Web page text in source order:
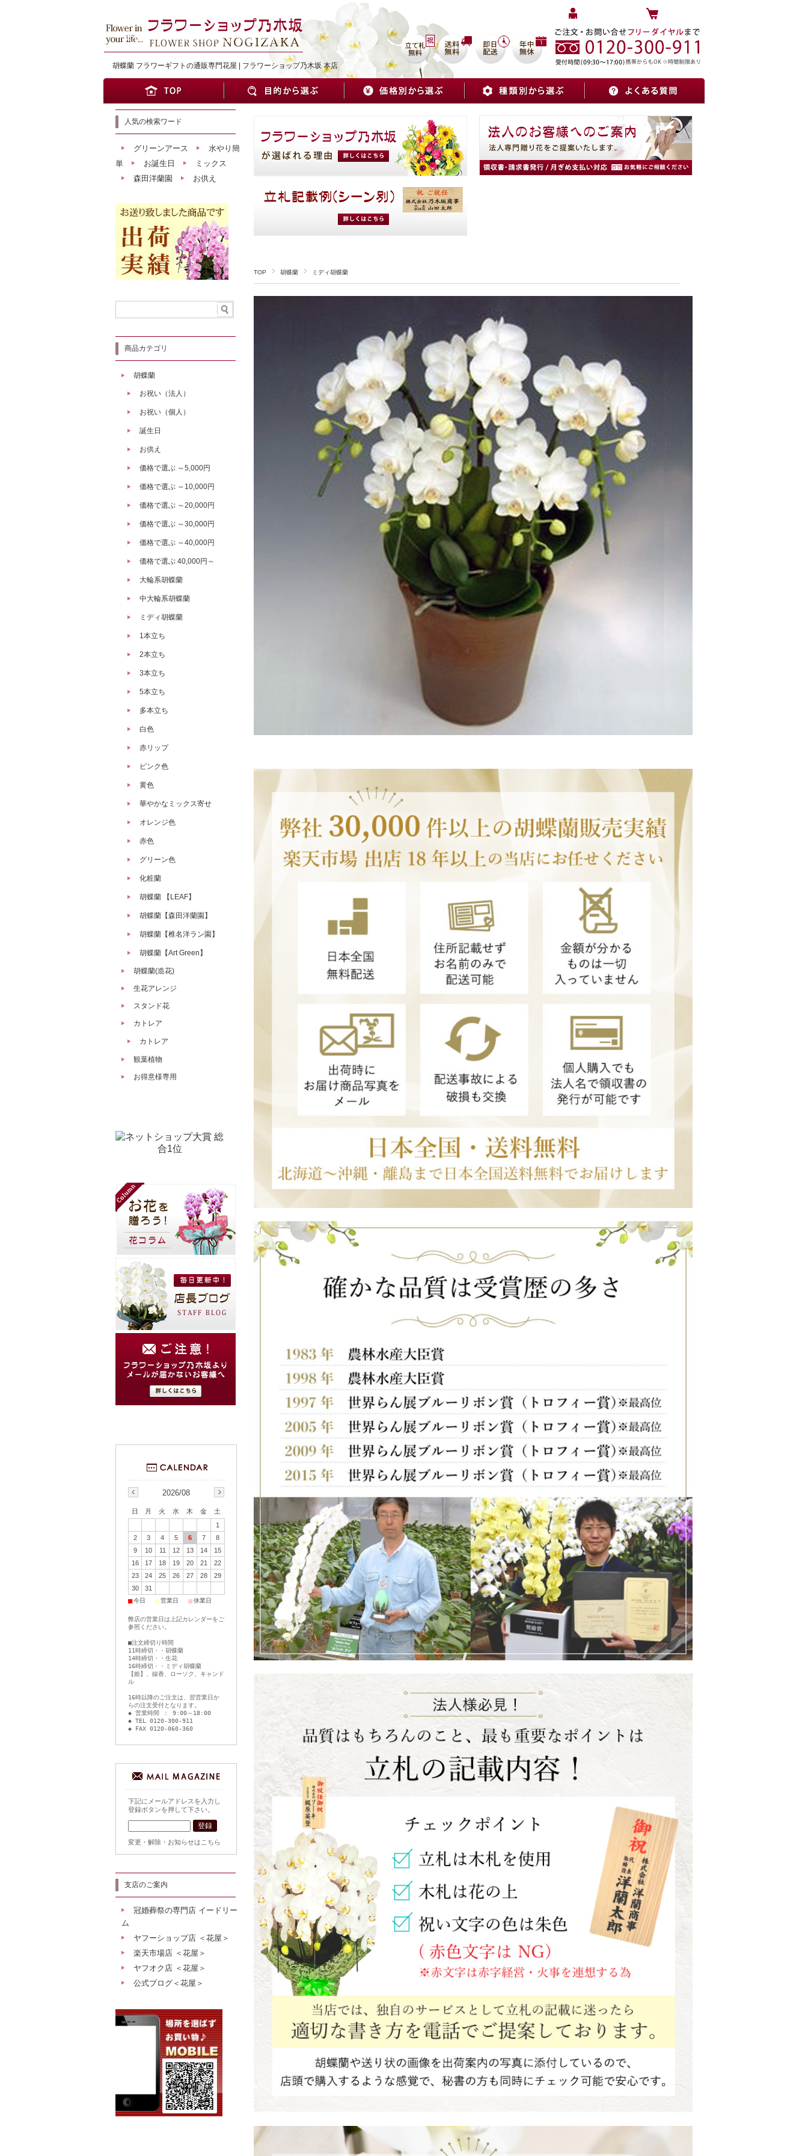
胡蝶蘭 フラワーギフトの通販専門花屋 | フラワーショップ乃木坂 本店
大切な方へワンランク上の贈り物を
TOP 胡蝶蘭 ミディ胡蝶蘭
人気の検索ワード
グリーンアース
水やり簡
単
お誕生日
ミックス
森田洋蘭園
お供え
商品カテゴリ
胡蝶蘭
お祝い（法人）
お祝い（個人）
誕生日
お供え
価格で選ぶ ～5,000円
価格で選ぶ ～10,000円
価格で選ぶ ～20,000円
価格で選ぶ ～30,000円
価格で選ぶ ～40,000円
価格で選ぶ 40,000円～
大輪系胡蝶蘭
中大輪系胡蝶蘭
ミディ胡蝶蘭
1本立ち
2本立ち
3本立ち
5本立ち
多本立ち
白色
赤リップ
ピンク色
黄色
華やかなミックス寄せ
オレンジ色
赤色
グリーン色
化粧蘭
胡蝶蘭 【LEAF】
胡蝶蘭【森田洋蘭園】
胡蝶蘭【椎名洋ラン園】
胡蝶蘭【Art Green】
胡蝶蘭(造花)
生花アレンジ
スタンド花
カトレア
カトレア
観葉植物
お得意様専用
2026/08
日 月 火 水 木 金
土
1
2
3 4 5 6 7
8
9
10 11 12 13 14
15
16
17 18 19 20 21
22
23
24 25 26 27 28
29
30
31
■今日 ■営業日 ■休業日
弊店の営業日は上記カレンダーをご
参照ください。
■注文締切り時間
11時締切・・胡蝶蘭
14時締切・・生花
16時締切・・ミディ胡蝶蘭
【姫】、線香、ローソク、キャンド
ル
16時以降のご注文は、翌営業日か
らの注文受付となります。
◆ 営業時間 ： 9:00～18:00
◆ TEL 0120-300-911
◆ FAX 0120-060-360
下記にメールアドレスを入力し
登録ボタンを押して下さい。
変更・解除・お知らせはこちら
支店のご案内
冠婚葬祭の専門店 イードリー
ム
ヤフーショップ店 ＜花屋＞
楽天市場店 ＜花屋＞
ヤフオク店 ＜花屋＞
公式ブログ＜花屋＞